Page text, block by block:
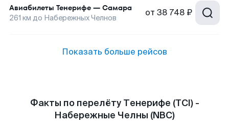
Авиабилеты Тенерифе — Самара
261 км до Набережных Челнов от 38 748 ₽
Показать больше рейсов
Факты по перелёту Тенерифе (TCI) -
Набережные Челны (NBC)